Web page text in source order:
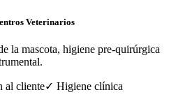
Veterinarios
la mascota, higiene pre-quirúrgica
al cliente✓ Higiene clínica